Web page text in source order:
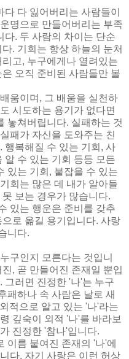
다 잃어버리는 사람들이
명으로 만들어버리는 부족
. 두 사람의 차이는 단순
. 기회는 항상 하늘의 눈처
고, 누구에게나 열려있는
오직 준비된 사람들만 볼
움이며, 그 배움을 실천하
시도하는 용기가 없다면
놓쳐버립니다. 실패하는 것
패가 자신을 도와주는 친
행복해질 수 있는 기회, 사
알 수 있는 기회 등등 모든
있는 기회, 붙잡을 수 있는
회는 많은 데 내가 알아들
보는 경우가 많습니다.
있는 행운은 준비를 갖추
로 옮길 용기입니다. 사랑
니다.
구인지 모른다는 것입니
, 곧 만들어진 존재일 뿐입
그러면 진정한 '나'는 누구
패하나 속 사람은 날로 새
적으로 알고 있는 '나'라는
깊숙이 외적 '나'를 바라보
진정한 '참나'입니다.
이름 붙여진 존재의 '나'에
다. 자기 사랑은 이런 허상